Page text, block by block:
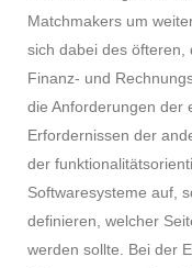
Matchmakers um
sich dabei des öfteren,
Finanz- und
die Anforderungen der
Erfordernissen der
der
Softwaresysteme auf,
definieren, welcher
werden sollte. Bei der